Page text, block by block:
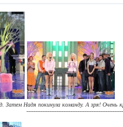
Затем Надя покинула команду. А зря! Очень
-------------------------------------------------------